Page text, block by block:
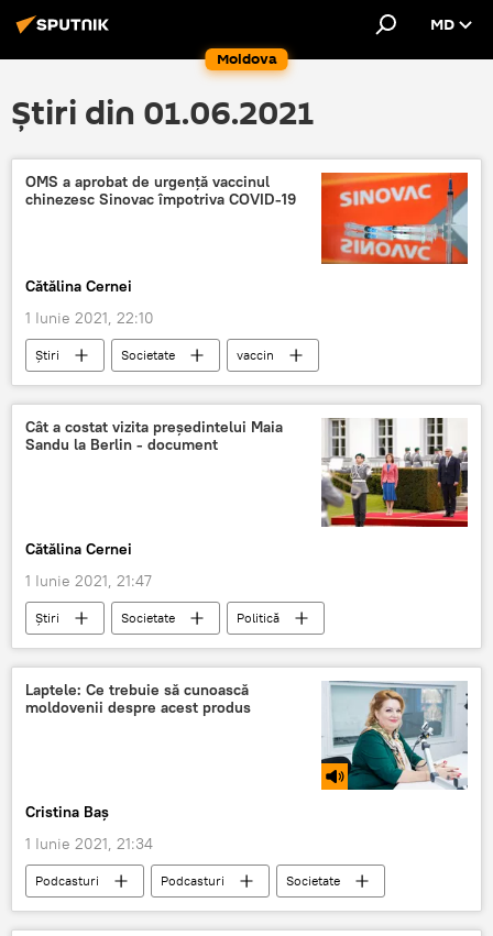
Moldova
MD
Știri din 01.06.2021
OMS a aprobat de urgență vaccinul
chinezesc Sinovac împotriva COVID-19
Cătălina Cernei
1 Iunie 2021, 22:10
Știri Societate
vaccin
Vaccinuri
COVID-19
Cât a costat vizita președintelui Maia
Sandu la Berlin - document
Cătălina Cernei
1 Iunie 2021, 21:47
Știri Societate
Politică
Maia Sandu
Berlin
vizită
Vizită de lucru
Laptele: Ce trebuie să cunoască
moldovenii despre acest produs
Cristina Baș
1 Iunie 2021, 21:34
Podcasturi Podcasturi
Societate
Republica Moldova
lapte
lapte praf